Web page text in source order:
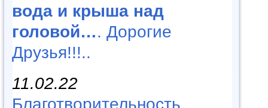
вода и крыша над
головой…. Дорогие
Друзья!!!..
11.02.22
Благотворительность,